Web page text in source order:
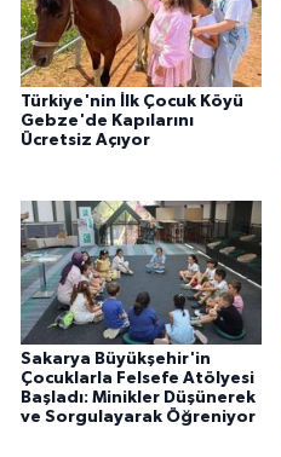
Türkiye'nin İlk Çocuk Köyü
Gebze'de Kapılarını
Ücretsiz Açıyor
Sakarya Büyükşehir'in
Çocuklarla Felsefe Atölyesi
Başladı: Minikler Düşünerek
ve Sorgulayarak Öğreniyor